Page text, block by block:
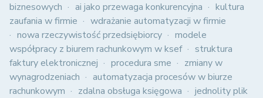
biznesowych
ai jako przewaga konkurencyjna
kultura
zaufania w firmie
wdrażanie automatyzacji w firmie
nowa rzeczywistość przedsiębiorcy
modele
współpracy z biurem rachunkowym w ksef
struktura
faktury elektronicznej
procedura sme
zmiany w
wynagrodzeniach
automatyzacja procesów w biurze
rachunkowym
zdalna obsługa księgowa
jednolity plik